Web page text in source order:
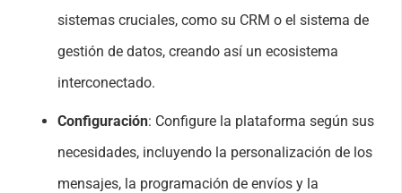
sistemas cruciales, como su CRM o el sistema de
gestión de datos, creando así un ecosistema
interconectado.
Configuración: Configure la plataforma según sus
necesidades, incluyendo la personalización de los
mensajes, la programación de envíos y la